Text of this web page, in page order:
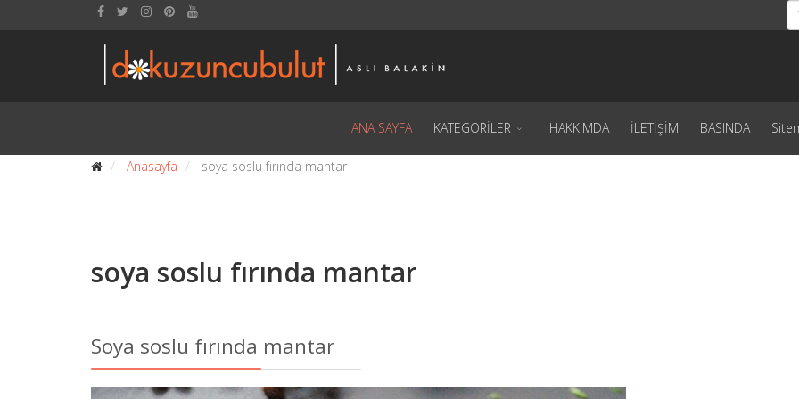
ANA SAYFA KATEGORİLER HAKKIMDA İLETİŞİM BASINDA
Anasayfa soya soslu fırında mantar
soya soslu fırında mantar
Soya soslu fırında mantar